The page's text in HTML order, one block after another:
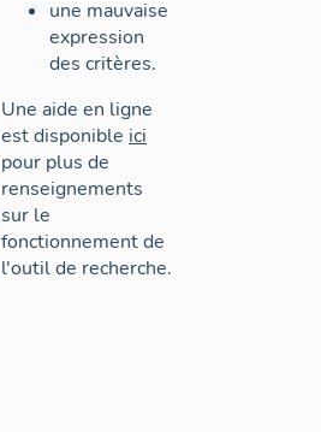
une mauvaise
expression
des critères.
Une aide en ligne
est disponible ici
pour plus de
renseignements
sur le
fonctionnement de
l'outil de recherche.